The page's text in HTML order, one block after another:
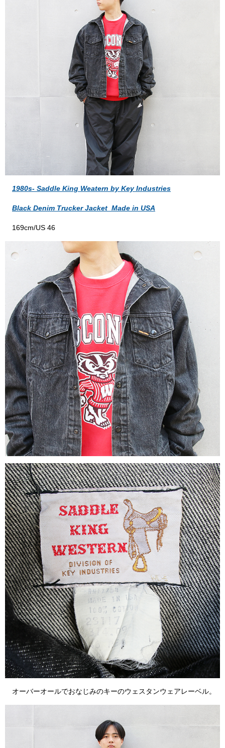
1980s- Saddle King Weatern by Key Industries
Black Denim Trucker Jacket_Made in USA
169cm/US 46
オーバーオールでおなじみのキーのウェスタンウェアレーベル。